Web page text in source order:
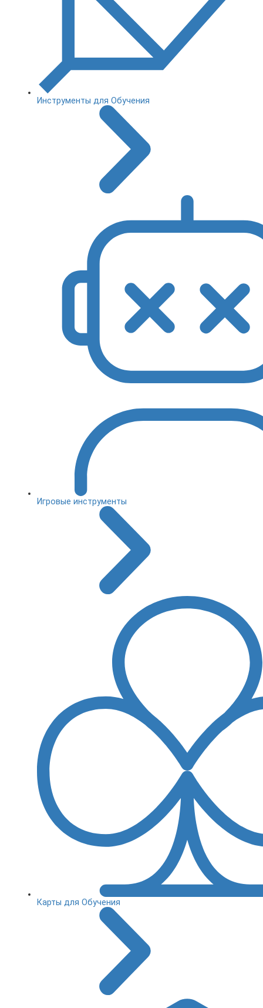
Инструменты для Обучения
Игровые инструменты
Карты для Обучения